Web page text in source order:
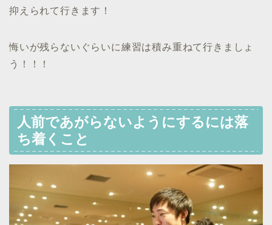
抑えられて行きます！
悔いが残らないぐらいに練習は積み重ねて行きましょ
う！！！
人前であがらないようにするには落
ち着くこと